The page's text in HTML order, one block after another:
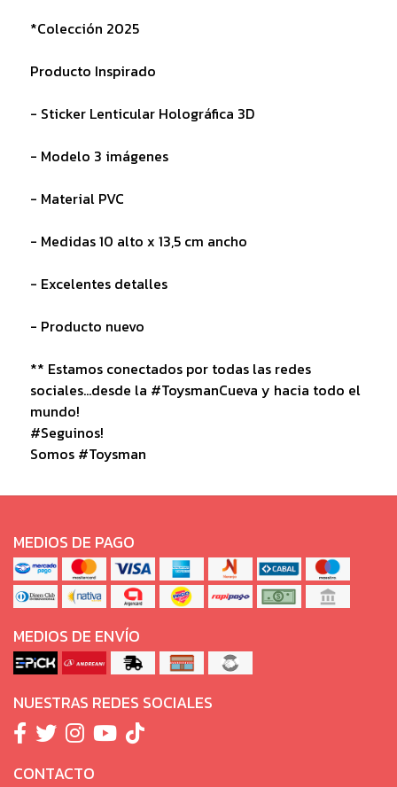
*Colección 2025
Producto Inspirado
- Sticker Lenticular Holográfica 3D
- Modelo 3 imágenes
- Material PVC
- Medidas 10 alto x 13,5 cm ancho
- Excelentes detalles
- Producto nuevo
** Estamos conectados por todas las redes
sociales...desde la #ToysmanCueva y hacia todo el
mundo!
#Seguinos!
Somos #Toysman
MEDIOS DE PAGO
MEDIOS DE ENVÍO
NUESTRAS REDES SOCIALES
CONTACTO